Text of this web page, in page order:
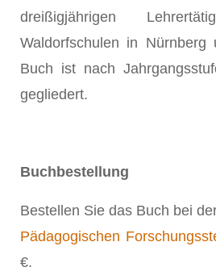
dreißigjährigen
Waldorfschulen in Nürnberg
Buch ist nach
gegliedert.
Buchbestellung
Bestellen Sie das Buch bei
Pädagogischen
€.